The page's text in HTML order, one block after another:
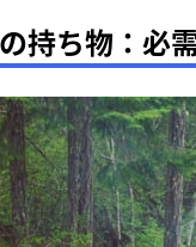
持ち物：必